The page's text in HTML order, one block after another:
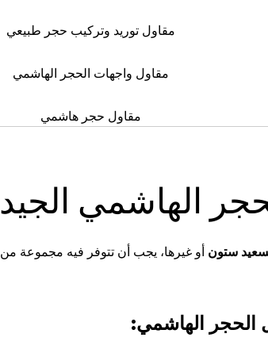
مقاول توريد وتركيب حجر طبيعي
مقاول واجهات الحجر الهاشمي
مقاول حجر هاشمي
الهاشمي الجيد
ستون أو غيرها، يجب أن تتوفر فيه مجموعة من